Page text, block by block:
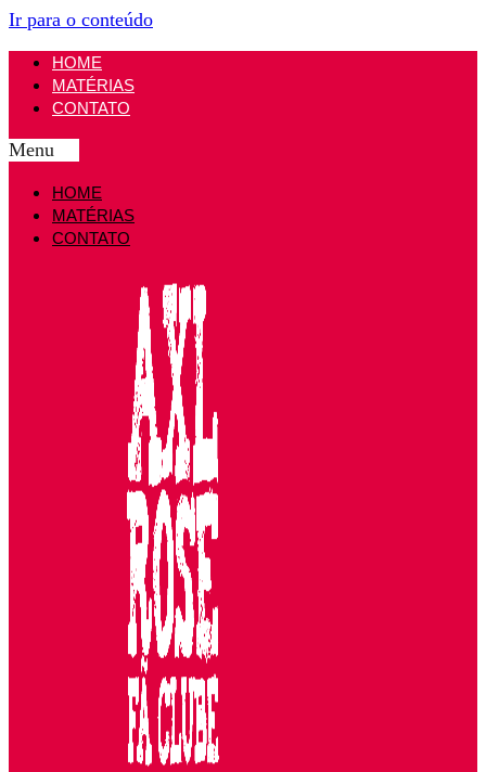
Ir para o conteúdo
HOME
MATÉRIAS
CONTATO
Menu
HOME
MATÉRIAS
CONTATO